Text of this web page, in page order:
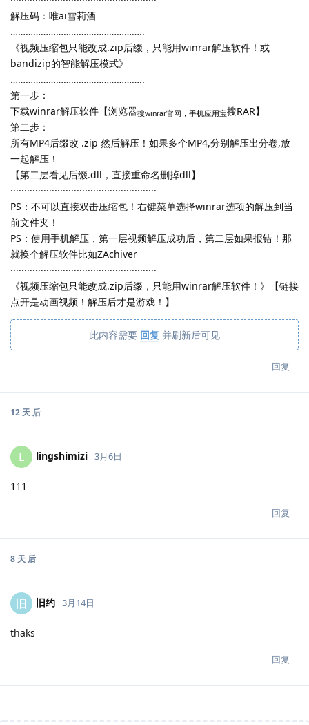
解压码：唯ai雪莉酒
……………………………………………..
《视频压缩包只能改成.zip后缀，只能用winrar解压软件！或
bandizip的智能解压模式》
……………………………………………..
第一步：
下载winrar解压软件【浏览器搜winrar官网，手机应用宝搜RAR】
第二步：
所有MP4后缀改 .zip 然后解压！如果多个MP4,分别解压出分卷,放
一起解压！
【第二层看见后缀.dll，直接重命名删掉dll】
·····················································
PS：不可以直接双击压缩包！右键菜单选择winrar选项的解压到当
前文件夹！
PS：使用手机解压，第一层视频解压成功后，第二层如果报错！那
就换个解压软件比如ZAchiver
·····················································
《视频压缩包只能改成.zip后缀，只能用winrar解压软件！》【链接
点开是动画视频！解压后才是游戏！】
此内容需要 回复 并刷新后可见
回复
12 天 后
L lingshimizi 3月6日
111
回复
8 天 后
旧 旧约 3月14日
thaks
回复